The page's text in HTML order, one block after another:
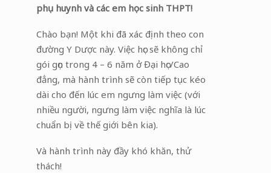
phụ huynh và các em học sinh THPT!
Chào bạn! Một khi đã xác định theo con
đường Y Dược này. Việc học sẽ không chỉ
gói gọn trong 4 – 6 năm ở Đại học/Cao
đẳng, mà hành trình sẽ còn tiếp tục kéo
dài cho đến lúc em ngưng làm việc (với
nhiều người, ngưng làm việc nghĩa là lúc
chuẩn bị về thế giới bên kia).
Và hành trình này đầy khó khăn, thử
thách!